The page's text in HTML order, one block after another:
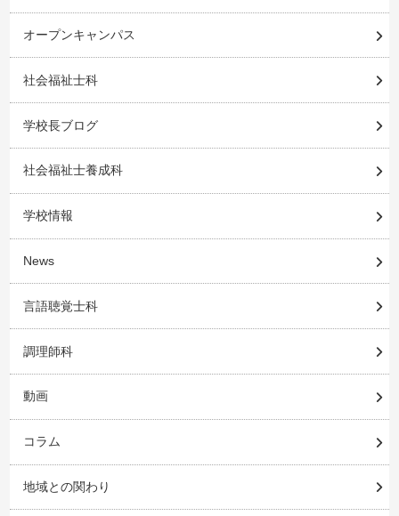
オープンキャンパス
社会福祉士科
学校長ブログ
社会福祉士養成科
学校情報
News
言語聴覚士科
調理師科
動画
コラム
地域との関わり